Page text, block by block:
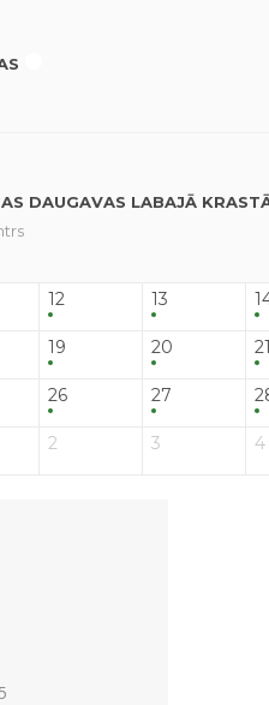
DAUGAVAS LABAJĀ
12 13
19 20
26 27
2 3 4